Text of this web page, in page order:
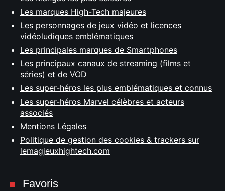
Les marques High-Tech majeures
Les personnages de jeux vidéo et licences
vidéoludiques emblématiques
Les principales marques de Smartphones
Les principaux canaux de streaming (films et
séries) et de VOD
Les super-héros les plus emblématiques et connus
Les super-héros Marvel célèbres et acteurs
associés
Mentions Légales
Politique de gestion des cookies & trackers sur
lemagjeuxhightech.com
Favoris